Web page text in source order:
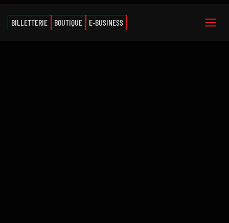
BILLETTERIE BOUTIQUE E-BUSINESS